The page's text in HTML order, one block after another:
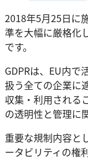
2018年5月25日に
準を大幅に厳格化
です。
GDPRは、EU内で
扱う全ての企業に
収集・利用される
の透明性と管理に
重要な規制内容と
ータビリティの権